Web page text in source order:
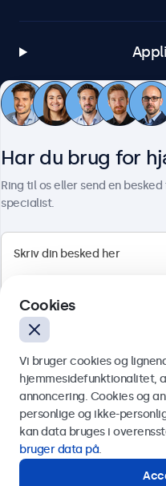
Herstedøstervej 27-29,
Dansk
Har du brug for
Ring til os eller send en
specialist.
Eller ring til os
Cookies
Vi bruger cookies og
hjemmesidefunktionalitet,
annoncering. Cookies og
personlige og ikke-
kan data bruges i
bruger data på.